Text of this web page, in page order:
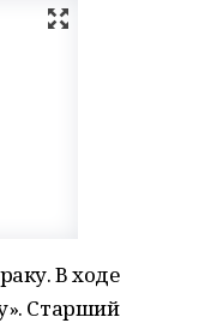
В ходе
Старший